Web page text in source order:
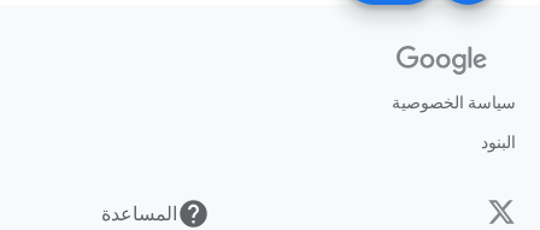
سياسة الخصوصية
البنود
helpالمساعدة